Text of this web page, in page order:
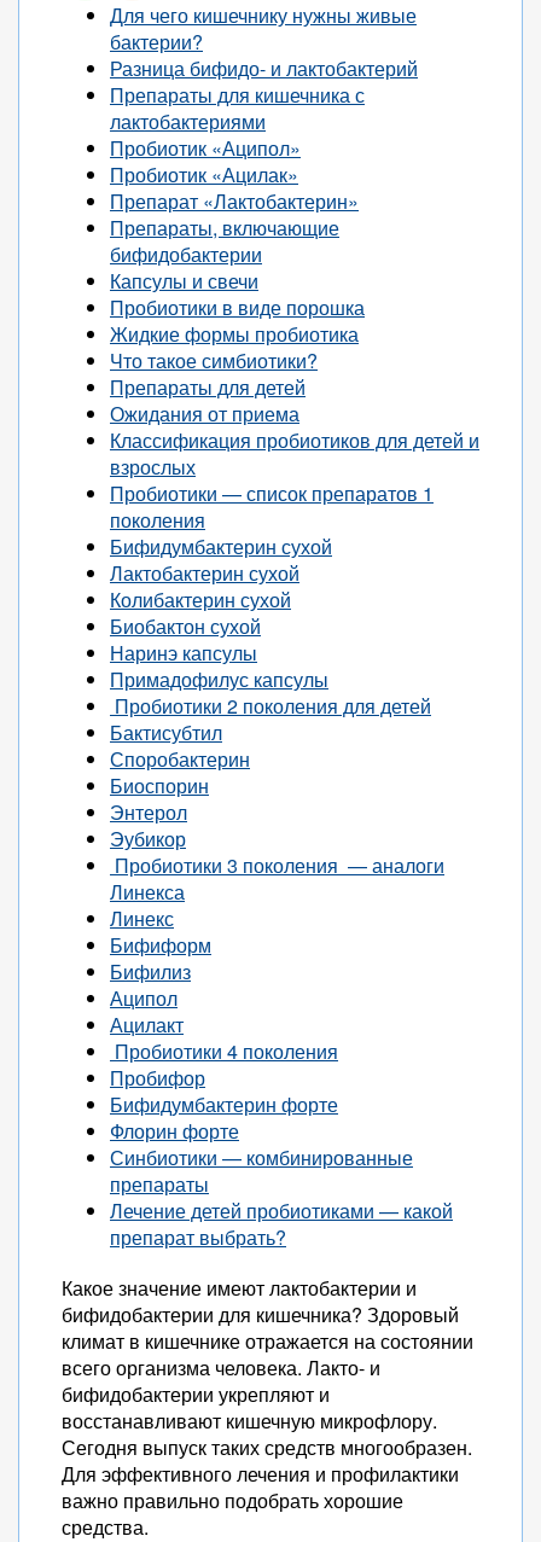
Для чего кишечнику нужны живые
бактерии?
Разница бифидо- и лактобактерий
Препараты для кишечника с
лактобактериями
Пробиотик «Аципол»
Пробиотик «Ацилак»
Препарат «Лактобактерин»
Препараты, включающие
бифидобактерии
Капсулы и свечи
Пробиотики в виде порошка
Жидкие формы пробиотика
Что такое симбиотики?
Препараты для детей
Ожидания от приема
Классификация пробиотиков для детей и
взрослых
Пробиотики — список препаратов 1
поколения
Бифидумбактерин сухой
Лактобактерин сухой
Колибактерин сухой
Биобактон сухой
Наринэ капсулы
Примадофилус капсулы
Пробиотики 2 поколения для детей
Бактисубтил
Споробактерин
Биоспорин
Энтерол
Эубикор
Пробиотики 3 поколения — аналоги
Линекса
Линекс
Бифиформ
Бифилиз
Аципол
Ацилакт
Пробиотики 4 поколения
Пробифор
Бифидумбактерин форте
Флорин форте
Синбиотики — комбинированные
препараты
Лечение детей пробиотиками — какой
препарат выбрать?
Какое значение имеют лактобактерии и
бифидобактерии для кишечника? Здоровый
климат в кишечнике отражается на состоянии
всего организма человека. Лакто- и
бифидобактерии укрепляют и
восстанавливают кишечную микрофлору.
Сегодня выпуск таких средств многообразен.
Для эффективного лечения и профилактики
важно правильно подобрать хорошие
средства.